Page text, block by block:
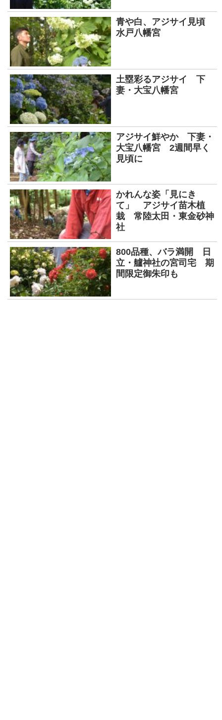
青や白、アジサイ見頃
水戸八幡宮
土塁彩るアジサイ 下
妻・大宝八幡宮
アジサイ鮮やか 下妻・
大宝八幡宮 2週間早く
見頃に
かれんな姿「見にき
て」 アジサイ苗木植
栽 常陸太田・東金砂神
社
800品種、バラ満開 日
立・艫神社の宮司宅 期
間限定御朱印も